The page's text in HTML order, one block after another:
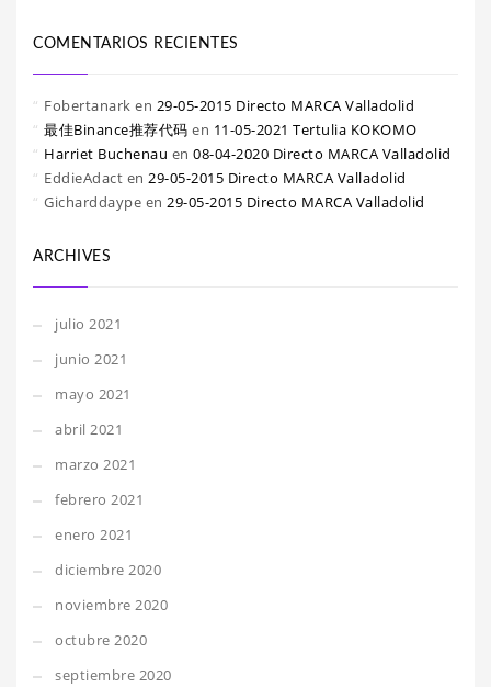
COMENTARIOS RECIENTES
Fobertanark en 29-05-2015 Directo MARCA Valladolid
最佳Binance推荐代码 en 11-05-2021 Tertulia KOKOMO
Harriet Buchenau en 08-04-2020 Directo MARCA Valladolid
EddieAdact en 29-05-2015 Directo MARCA Valladolid
Gicharddaype en 29-05-2015 Directo MARCA Valladolid
ARCHIVES
julio 2021
junio 2021
mayo 2021
abril 2021
marzo 2021
febrero 2021
enero 2021
diciembre 2020
noviembre 2020
octubre 2020
septiembre 2020